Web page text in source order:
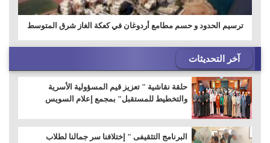
ترسيم الحدود و حسم مطامع أردوغان في كعكة الغاز شرق المتوسط
آخر التحديثات
حلقة نقاشية " تعزيز قيم المسؤولية الأسرية
والتخطيط للمستقبل" بمجمع إعلام السويس
البرنامج التثقيفى " إختلافنا سر جمالنا لطلاب